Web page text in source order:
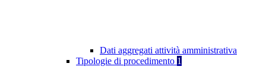
Dati aggregati attività amministrativa
Tipologie di procedimento 1